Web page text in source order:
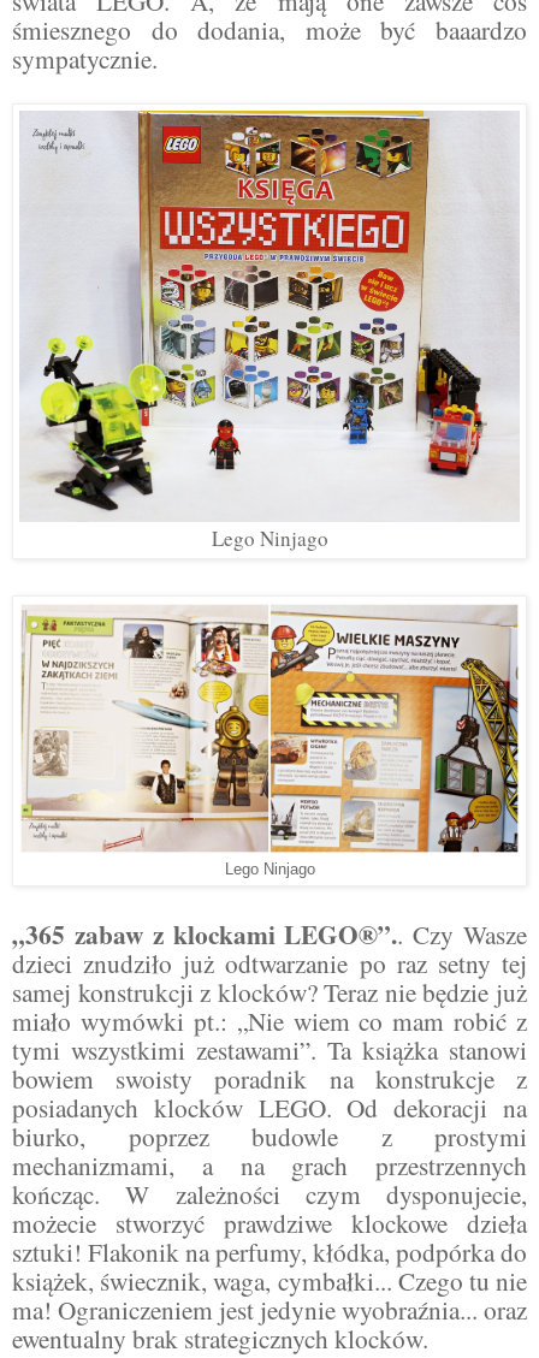
śmiesznego do dodania, może być baaardzo
sympatycznie.
Lego Ninjago
Lego Ninjago
„365 zabaw z klockami LEGO®”.. Czy Wasze
dzieci znudziło już odtwarzanie po raz setny tej
samej konstrukcji z klocków? Teraz nie będzie już
miało wymówki pt.: „Nie wiem co mam robić z
tymi wszystkimi zestawami”. Ta książka stanowi
bowiem swoisty poradnik na konstrukcje z
posiadanych klocków LEGO. Od dekoracji na
biurko, poprzez budowle z prostymi
mechanizmami, a na grach przestrzennych
kończąc. W zależności czym dysponujecie,
możecie stworzyć prawdziwe klockowe dzieła
sztuki! Flakonik na perfumy, kłódka, podpórka do
książek, świecznik, waga, cymbałki... Czego tu nie
ma! Ograniczeniem jest jedynie wyobraźnia... oraz
ewentualny brak strategicznych klocków.